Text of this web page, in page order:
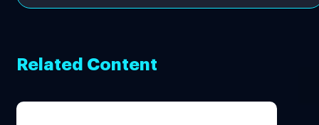
Related Content